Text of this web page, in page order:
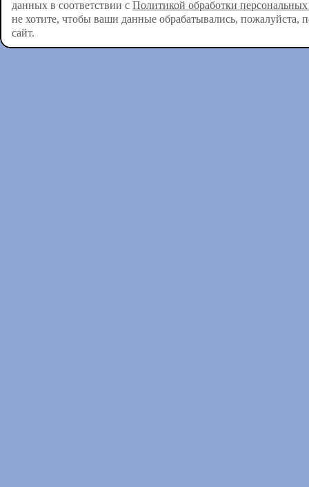
данных в соответствии с Политикой обработки
не хотите, чтобы ваши данные обрабатывались, пожалуйста,
сайт.